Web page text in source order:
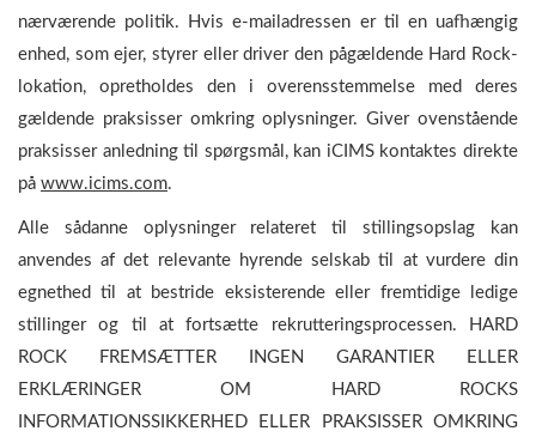
nærværende politik. Hvis e-mailadressen er til en uafhængig
enhed, som ejer, styrer eller driver den pågældende Hard Rock-
lokation, opretholdes den i overensstemmelse med deres
gældende praksisser omkring oplysninger. Giver ovenstående
praksisser anledning til spørgsmål, kan iCIMS kontaktes direkte
på www.icims.com.
Alle sådanne oplysninger relateret til stillingsopslag kan
anvendes af det relevante hyrende selskab til at vurdere din
egnethed til at bestride eksisterende eller fremtidige ledige
stillinger og til at fortsætte rekrutteringsprocessen. HARD
ROCK FREMSÆTTER INGEN GARANTIER ELLER
ERKLÆRINGER OM HARD ROCKS
INFORMATIONSSIKKERHED ELLER PRAKSISSER OMKRING